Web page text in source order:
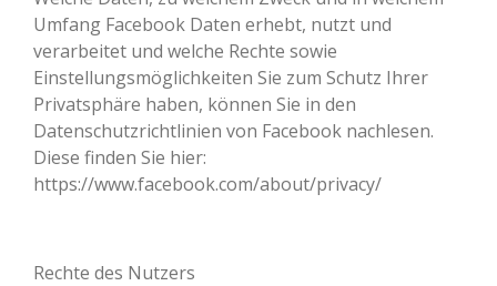
Umfang Facebook Daten erhebt, nutzt und
verarbeitet und welche Rechte sowie
Einstellungsmöglichkeiten Sie zum Schutz Ihrer
Privatsphäre haben, können Sie in den
Datenschutzrichtlinien von Facebook nachlesen.
Diese finden Sie hier:
https://www.facebook.com/about/privacy/
Rechte des Nutzers